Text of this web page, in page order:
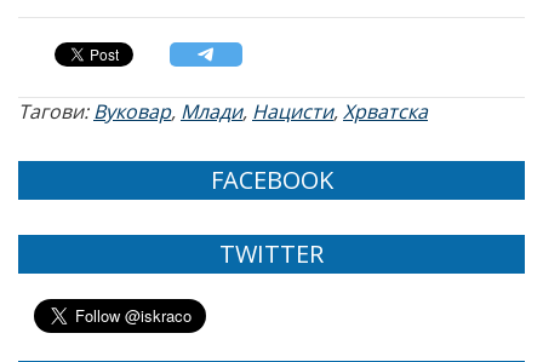
Тагови:Вуковар, Млади, Нацисти,Хрватска
FACEBOOK
TWITTER